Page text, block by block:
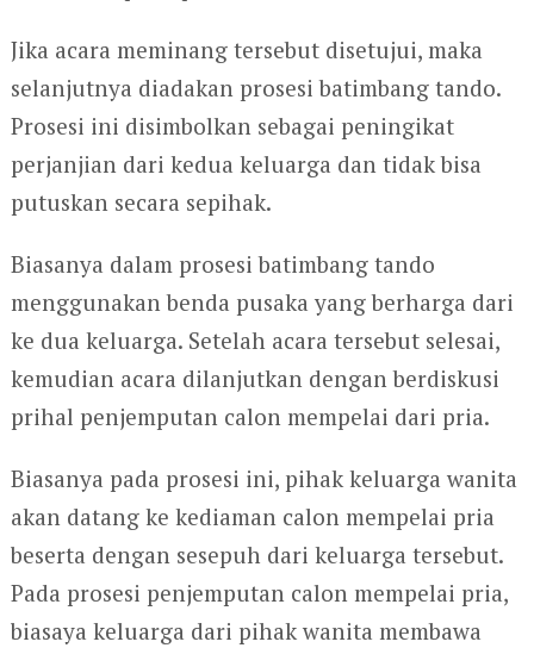
Jika acara meminang tersebut disetujui, maka
selanjutnya diadakan prosesi batimbang tando.
Prosesi ini disimbolkan sebagai peningikat
perjanjian dari kedua keluarga dan tidak bisa
putuskan secara sepihak.
Biasanya dalam prosesi batimbang tando
menggunakan benda pusaka yang berharga dari
ke dua keluarga. Setelah acara tersebut selesai,
kemudian acara dilanjutkan dengan berdiskusi
prihal penjemputan calon mempelai dari pria.
Biasanya pada prosesi ini, pihak keluarga wanita
akan datang ke kediaman calon mempelai pria
beserta dengan sesepuh dari keluarga tersebut.
Pada prosesi penjemputan calon mempelai pria,
biasaya keluarga dari pihak wanita membawa